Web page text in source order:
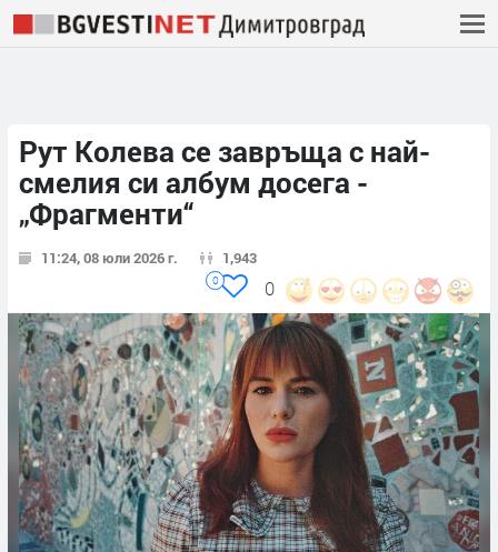
Рут Колева се завръща с най-
смелия си албум досега -
„Фрагменти“
11:24, 08 юли 2026 г. 1,943
0
0